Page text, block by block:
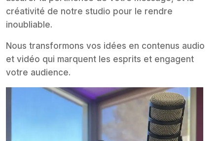
créativité de notre studio pour le rendre
inoubliable.
Nous transformons vos idées en contenus audio
et vidéo qui marquent les esprits et engagent
votre audience.